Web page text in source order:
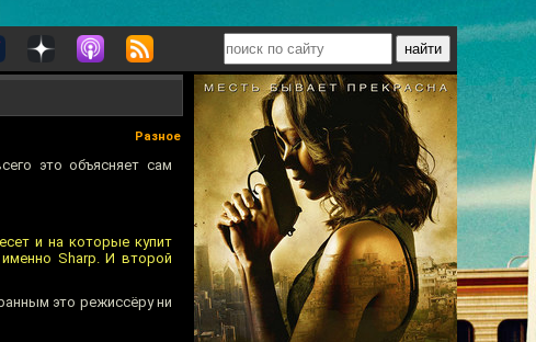
Разное
это объясняет сам
и на которые купит
Sharp. И второй
это режиссёру ни